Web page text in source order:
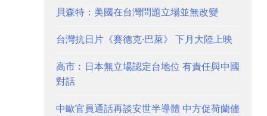
貝森特：美國在台灣問題立場並無改變
台灣抗日片《賽德克·巴萊》 下月大陸上映
高市︰日本無立場認定台地位 有責任與中國
對話
中歐官員通話再談安世半導體 中方促荷蘭儘